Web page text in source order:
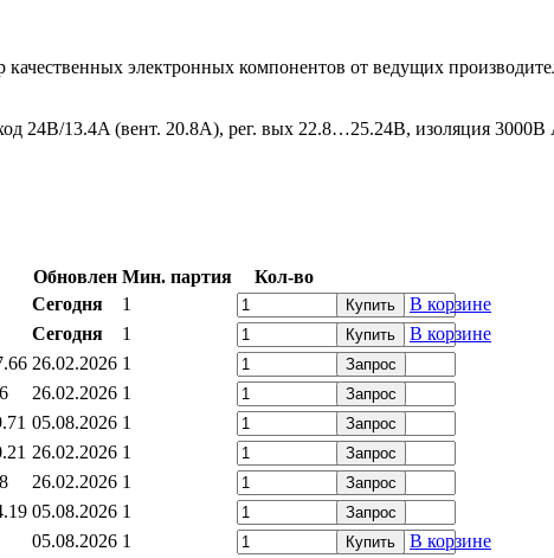
электронных компонентов от ведущих
13.4A (вент. 20.8А), рег. вых 22.8…25.24В, изоляция 3000В
Обновлен Мин. партия
Кол-во
Сегодня 1 Купить
В корзине
Сегодня 1 Купить
В корзине
26.02.2026 1 Запрос
26.02.2026 1 Запрос
05.08.2026 1 Запрос
26.02.2026 1 Запрос
26.02.2026 1 Запрос
05.08.2026 1 Запрос
05.08.2026 1 Купить В корзине